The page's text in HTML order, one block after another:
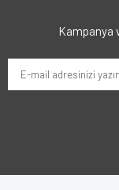
Kampanya